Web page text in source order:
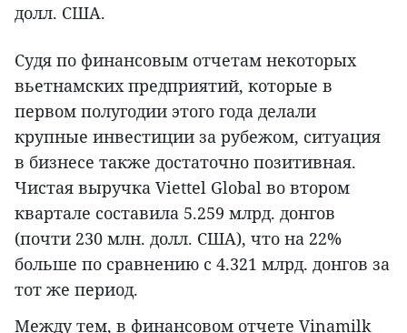
долл. США.
Судя по финансовым отчетам некоторых
вьетнамских предприятий, которые в
первом полугодии этого года делали
крупные инвестиции за рубежом, ситуация
в бизнесе также достаточно позитивная.
Чистая выручка Viettel Global во втором
квартале составила 5.259 млрд. донгов
(почти 230 млн. долл. США), что на 22%
больше по сравнению с 4.321 млрд. донгов за
тот же период.
Между тем, в финансовом отчете Vinamilk